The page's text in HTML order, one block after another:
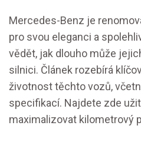
Mercedes-Benz je
pro svou eleganci a
vědět, jak dlouho může
silnici. Článek rozebírá
životnost těchto vozů,
specifikací. Najdete zde
maximalizovat kilometrový